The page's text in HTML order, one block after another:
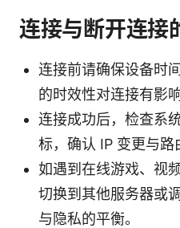
连接与断开连接
连接前请确保设备时
的时效性对连接有影响
连接成功后，检查系
标，确认 IP 变更与路
如遇到在线游戏、视
切换到其他服务器或
与隐私的平衡。